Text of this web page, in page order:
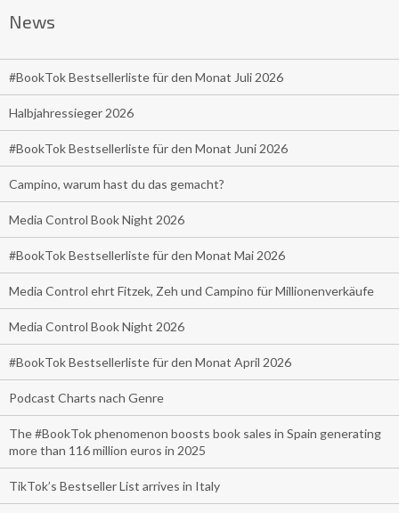
News
#BookTok Bestsellerliste für den Monat Juli 2026
Halbjahressieger 2026
#BookTok Bestsellerliste für den Monat Juni 2026
Campino, warum hast du das gemacht?
Media Control Book Night 2026
#BookTok Bestsellerliste für den Monat Mai 2026
Media Control ehrt Fitzek, Zeh und Campino für Millionenverkäufe
Media Control Book Night 2026
#BookTok Bestsellerliste für den Monat April 2026
Podcast Charts nach Genre
The #BookTok phenomenon boosts book sales in Spain generating
more than 116 million euros in 2025
TikTok’s Bestseller List arrives in Italy